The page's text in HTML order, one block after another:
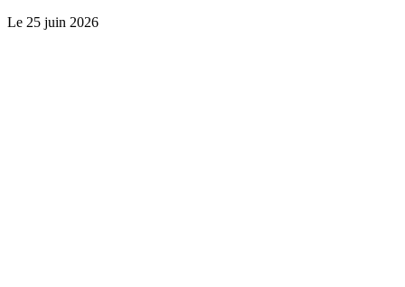
Le 25 juin 2026